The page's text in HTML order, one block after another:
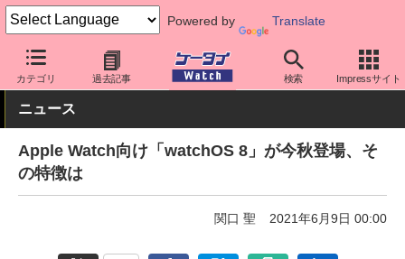
Powered by Translate
カテゴリ 過去記事 検索 Impressサイト
ケータイ Watch 周辺機器/アクセサリー ウェアラブル スマー
ニュース
Apple Watch向け「watchOS 8」が今秋登場、そ
の特徴は
関口 聖 2021年6月9日 00:00